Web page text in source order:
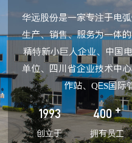
华远股份是一家专注于电
生产、销售、服务为一体
精特新小巨人企业、中国
单位、四川省企业技术中
作站、QES国际
1993
创立于
400 +
拥有员工